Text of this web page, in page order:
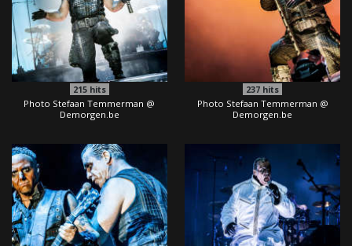
215hits
Photo Stefaan Temmerman @
Demorgen.be
237 hits
Photo Stefaan Temmerman @
Demorgen.be